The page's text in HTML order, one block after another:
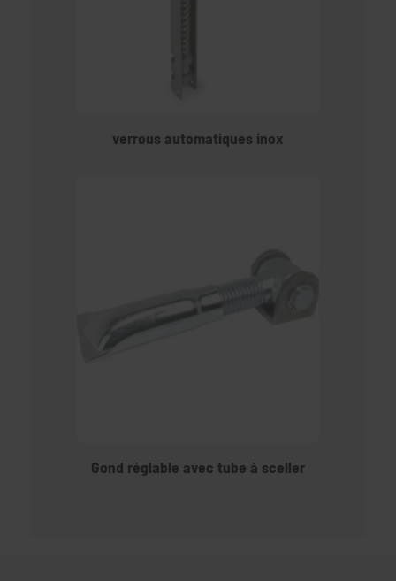
verrous automatiques inox
Gond réglable avec tube à sceller